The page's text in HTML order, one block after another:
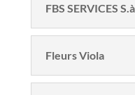
FBS SERVICES
Fleurs Viola